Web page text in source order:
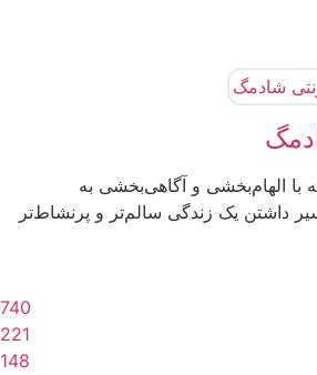
الهام‌بخشی و آگاهی‌بخشی به
داشتن یک زندگی سالم‌تر و پرنشاط‌تر
ترکیه‌ ای؛ خنک و خوش‌عطر
2026
ساخت کرم پودر با ارد گندم در ۵ دقیقه مناسب انواع
تابستانی دخترانه برای
3 برای پوست ؛ مقوی ترین ماسک
740
221
148